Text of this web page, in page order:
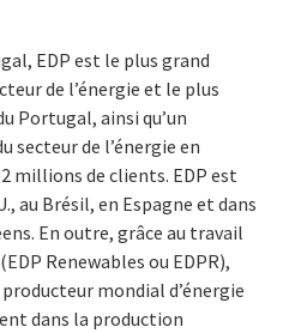
EDP est le plus grand
de l’énergie et le plus
Portugal, ainsi qu’un
secteur de l’énergie en
millions de clients. EDP est
au Brésil, en Espagne et dans
En outre, grâce au travail
Renewables ou EDPR),
mondial d’énergie
dans la production